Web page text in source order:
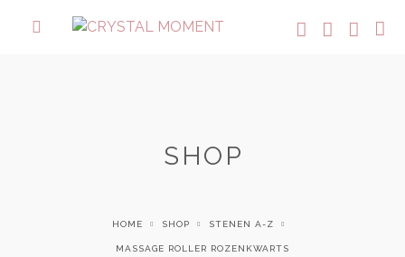
SHOP
HOME SHOP STENEN A-Z
MASSAGE ROLLER ROZENKWARTS